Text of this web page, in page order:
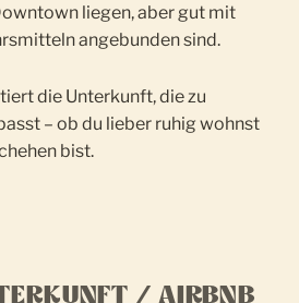
liegen, aber gut mit
angebunden sind.
die Unterkunft, die zu
– ob du lieber ruhig wohnst
bist.
/ AIRBNB